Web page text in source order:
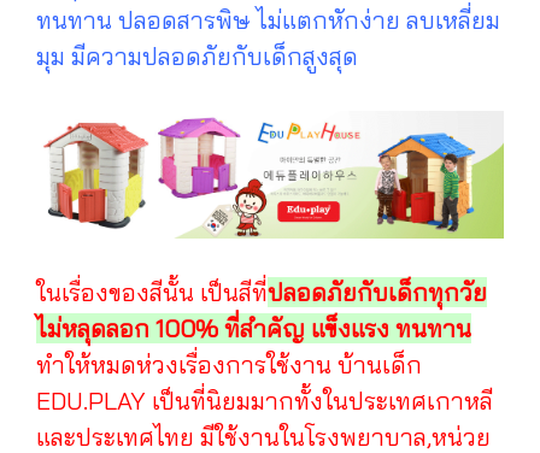
ทนทาน ปลอดสารพิษ ไม่แตกหักง่าย ลบเหลี่ยม
มุม มีความปลอดภัยกับเด็กสูงสุด
ในเรื่องของสีนั้น เป็นสีที่ปลอดภัยกับเด็กทุกวัย
ไม่หลุดลอก 100% ที่สำคัญ แข็งแรง ทนทาน
ทำให้หมดห่วงเรื่องการใช้งาน บ้านเด็ก
EDU.PLAY เป็นที่นิยมมากทั้งในประเทศเกาหลี
และประเทศไทย มีใช้งานในโรงพยาบาล,หน่วย